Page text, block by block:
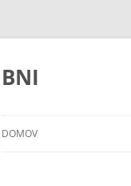
Preskoči
BNI
DOMOV